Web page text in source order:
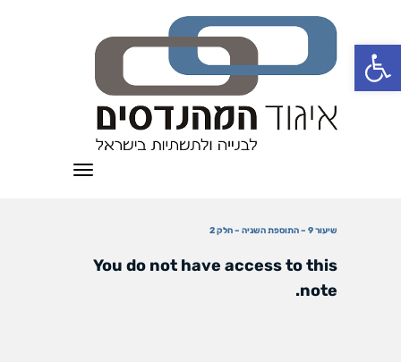
פתח סרגל נגישות
תפריט
שיעור 9 – התוספת השניה – חלק 2
You do not have access to this
note.